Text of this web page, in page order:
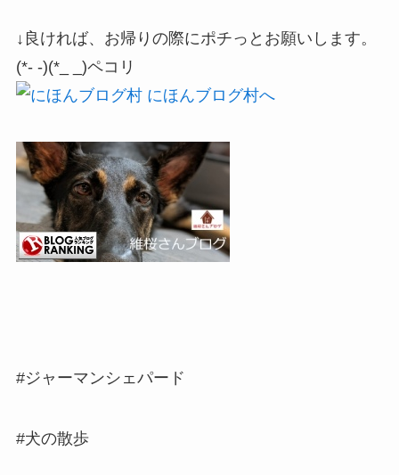
↓良ければ、お帰りの際にポチっとお願いします。
(*- -)(*_ _)ペコリ
#ジャーマンシェパード
#犬の散歩